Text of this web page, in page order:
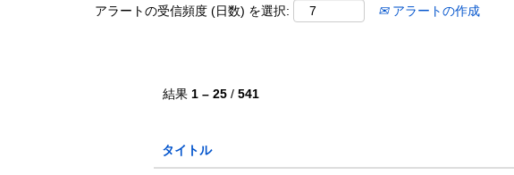
アラートの受信頻度 (日数) を選択: アラートの作成
結果 1 – 25 / 541
タイトル